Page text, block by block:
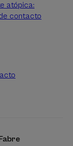
atópica:
contacto